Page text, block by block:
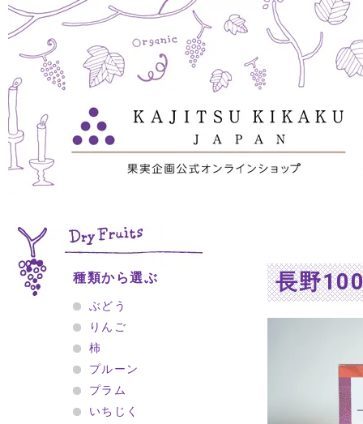
種類から選ぶ
ぶどう
りんご
柿
プルーン
プラム
いちじく
長野